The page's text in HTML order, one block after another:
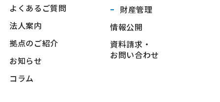
よくあるご質問
法人案内
拠点のご紹介
お知らせ
コラム
財産管理
情報公開
資料請求・
お問い合わせ